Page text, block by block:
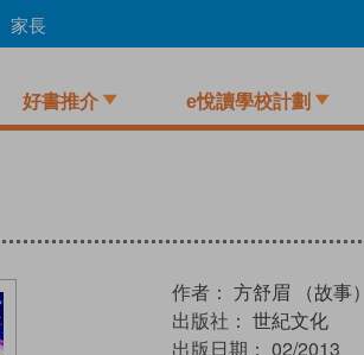
家長
好書推介 e悅讀學校計劃
作者： 方舒眉 （故事）
出版社： 世紀文化
出版日期： 02/2013